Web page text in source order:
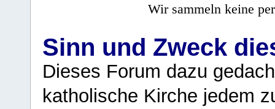
Wir sammeln keine
Sinn und Zweck
Dieses Forum dazu
katholische Kirche jedem